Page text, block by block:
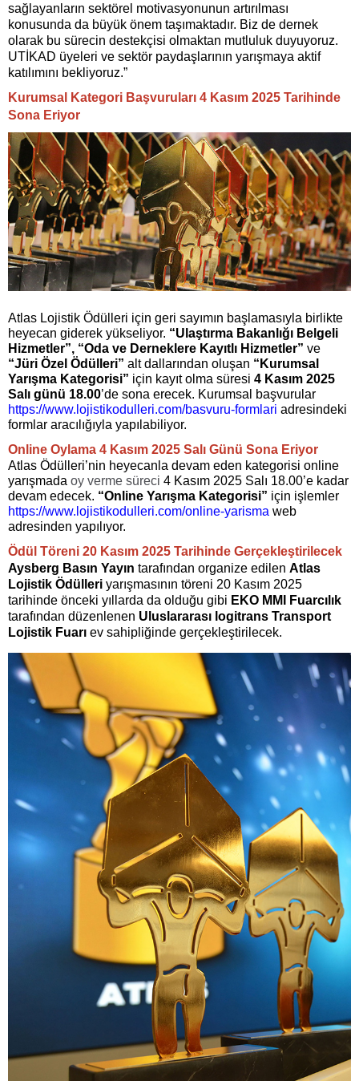
sağlayanların sektörel motivasyonunun artırılması
konusunda da büyük önem taşımaktadır. Biz de dernek
olarak bu sürecin destekçisi olmaktan mutluluk duyuyoruz.
UTİKAD üyeleri ve sektör paydaşlarının yarışmaya aktif
katılımını bekliyoruz.”
Kurumsal Kategori Başvuruları 4 Kasım 2025 Tarihinde
Sona Eriyor
Atlas Lojistik Ödülleri için geri sayımın başlamasıyla birlikte
heyecan giderek yükseliyor. “Ulaştırma Bakanlığı Belgeli
Hizmetler”, “Oda ve Derneklere Kayıtlı Hizmetler” ve
“Jüri Özel Ödülleri” alt dallarından oluşan “Kurumsal
Yarışma Kategorisi” için kayıt olma süresi 4 Kasım 2025
Salı günü 18.00’de sona erecek. Kurumsal başvurular
https://www.lojistikodulleri.com/basvuru-formlari adresindeki
formlar aracılığıyla yapılabiliyor.
Online Oylama 4 Kasım 2025 Salı Günü Sona Eriyor
Atlas Ödülleri’nin heyecanla devam eden kategorisi online
yarışmada oy verme süreci 4 Kasım 2025 Salı 18.00’e kadar
devam edecek. “Online Yarışma Kategorisi” için işlemler
https://www.lojistikodulleri.com/online-yarisma web
adresinden yapılıyor.
Ödül Töreni 20 Kasım 2025 Tarihinde Gerçekleştirilecek
Aysberg Basın Yayın tarafından organize edilen Atlas
Lojistik Ödülleri yarışmasının töreni 20 Kasım 2025
tarihinde önceki yıllarda da olduğu gibi EKO MMI Fuarcılık
tarafından düzenlenen Uluslararası logitrans Transport
Lojistik Fuarı ev sahipliğinde gerçekleştirilecek.